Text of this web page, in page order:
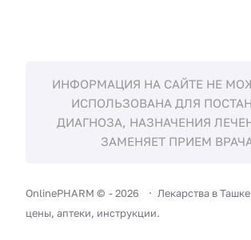
ИНФОРМАЦИЯ НА САЙТЕ НЕ
ИСПОЛЬЗОВАНА ДЛЯ
ДИАГНОЗА, НАЗНАЧЕНИЯ
ЗАМЕНЯЕТ ПРИЕМ
OnlinePHARM © -2026
Лекарства в
цены, аптеки, инструкции.